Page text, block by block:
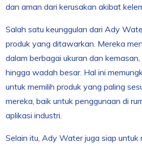
dan aman dari kerusakan akibat
Salah satu keunggulan dari Ady
produk yang ditawarkan. Mereka
dalam berbagai ukuran dan
hingga wadah besar. Hal ini
untuk memilih produk yang paling
mereka, baik untuk penggunaan di
aplikasi industri.
Selain itu, Ady Water juga siap untuk